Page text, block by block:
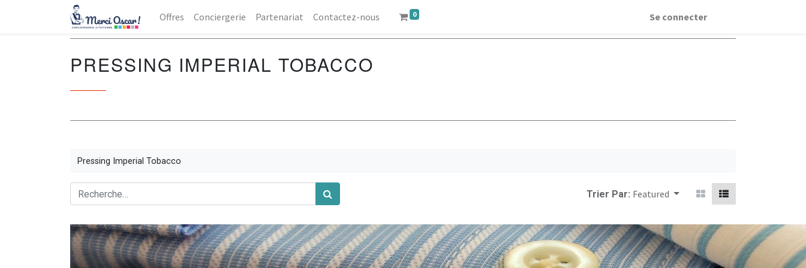
Offres Conciergerie Partenariat Contactez-nous 0 Se connecter
PRESSING IMPERIAL TOBACCO
Pressing Imperial Tobacco
Trier Par: Featured